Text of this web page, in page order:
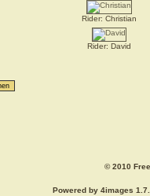
Rider: Christian
Rider: David
© 2010
Powered by 4images